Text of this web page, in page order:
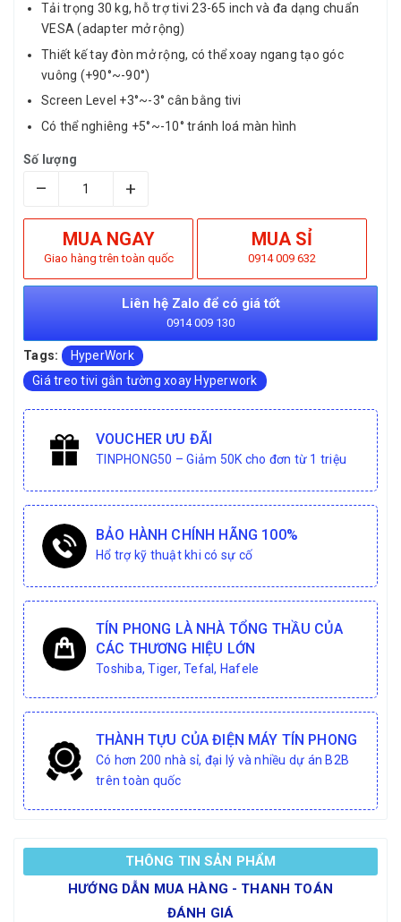
Tải trọng 30 kg, hỗ trợ tivi 23-65 inch và đa dạng chuẩn
VESA (adapter mở rộng)
Thiết kế tay đòn mở rộng, có thể xoay ngang tạo góc
vuông (+90°~-90°)
Screen Level +3°~-3° cân bằng tivi
Có thể nghiêng +5°~-10° tránh loá màn hình
Số lượng
– +
MUA NGAY
Giao hàng trên toàn quốc
MUA SỈ
0914 009 632
Liên hệ Zalo để có giá tốt
0914 009 130
Tags:
HyperWork
Giá treo tivi gắn tường xoay Hyperwork
VOUCHER ƯU ĐÃI
TINPHONG50 – Giảm 50K cho đơn từ 1 triệu
BẢO HÀNH CHÍNH HÃNG 100%
Hổ trợ kỹ thuật khi có sự cố
TÍN PHONG LÀ NHÀ TỔNG THẦU CỦA
CÁC THƯƠNG HIỆU LỚN
Toshiba, Tiger, Tefal, Hafele
THÀNH TỰU CỦA ĐIỆN MÁY TÍN PHONG
Có hơn 200 nhà sỉ, đại lý và nhiều dự án B2B
trên toàn quốc
THÔNG TIN SẢN PHẨM
HƯỚNG DẪN MUA HÀNG - THANH TOÁN
ĐÁNH GIÁ